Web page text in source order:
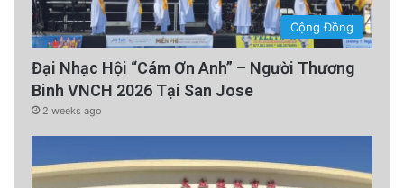
Cộng Đồng
Đại Nhạc Hội “Cám Ơn Anh” – Người Thương
Binh VNCH 2026 Tại San Jose
2 weeks ago